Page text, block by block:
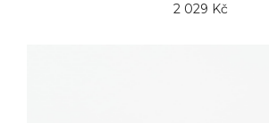
2 029 Kč